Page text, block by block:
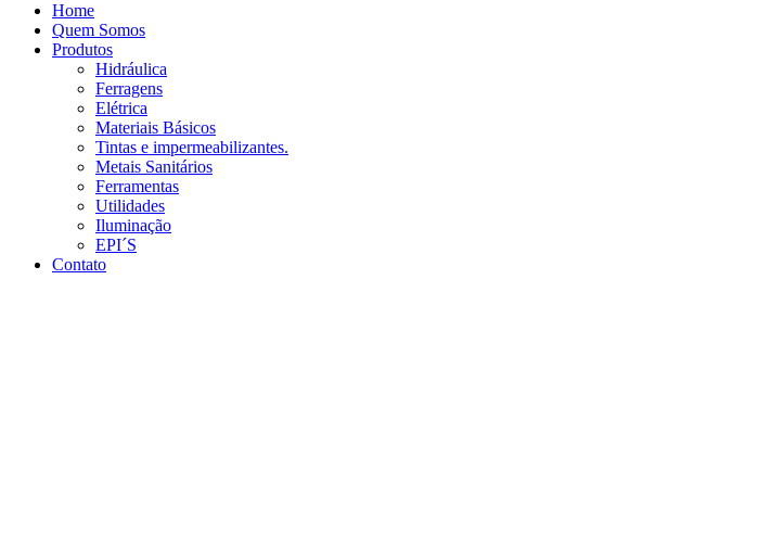
Home
Quem Somos
Produtos
Hidráulica
Ferragens
Elétrica
Materiais Básicos
Tintas e impermeabilizantes.
Metais Sanitários
Ferramentas
Utilidades
Iluminação
EPI´S
Contato